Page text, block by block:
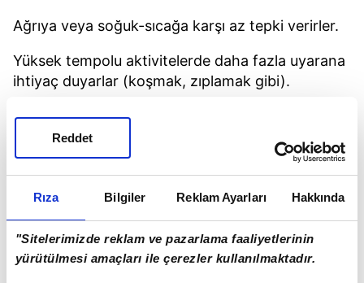
Rıza Bilgiler Reklam Ayarları Hakkında
"Sitelerimizde reklam ve pazarlama faaliyetlerinin
yürütülmesi amaçları ile çerezler kullanılmaktadır.
Reddet
Ağrıya veya soğuk-sıcağa karşı az tepki verirler.
Yüksek tempolu aktivitelerde daha fazla uyarana
ihtiyaç duyarlar (koşmak, zıplamak gibi).
Sık sık kendilerini vurur veya eşyalarla sert temas
arayışı içerisine girerler.